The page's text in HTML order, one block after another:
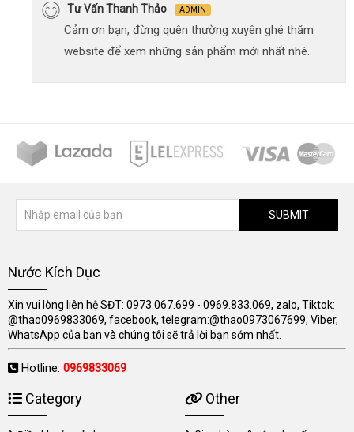
Tư Vấn Thanh Thảo ADMIN
Cảm ơn bạn, đừng quên thường xuyên ghé thăm
website để xem những sản phẩm mới nhất nhé.
SUBMIT
Nước Kích Dục
Xin vui lòng liên hệ SĐT: 0973.067.699 - 0969.833.069, zalo, Tiktok:
@thao0969833069, facebook, telegram:@thao0973067699, Viber,
WhatsApp của bạn và chúng tôi sẽ trả lời bạn sớm nhất.
Hotline: 0969833069
Category Other